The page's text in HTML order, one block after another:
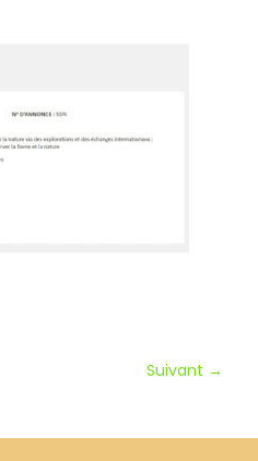
Suivant →